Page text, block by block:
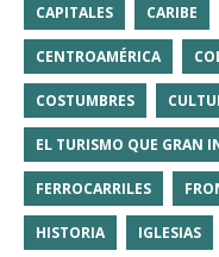
CAPITALES CARIBE
CENTROAMÉRICA
COSTUMBRES
EL TURISMO QUE GRAN
FERROCARRILES
HISTORIA IGLESIAS